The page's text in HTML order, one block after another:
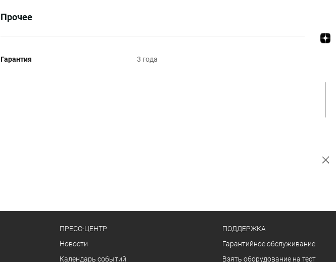
Прочее
Гарантия 3 года
ПРЕСС-ЦЕНТР
Новости
Календарь событий
ПОДДЕРЖКА
Гарантийное обслуживание
Взять оборудование на тест